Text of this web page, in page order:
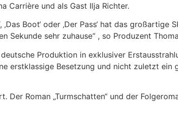
Carrière und als Gast Ilja Richter.
Boot‘ oder ‚Der Pass‘ hat das großartige
sehr zuhause“ , so Produzent
Produktion in exklusiver
erstklassige Besetzung und nicht zuletzt ein
Roman „Turmschatten“ und der